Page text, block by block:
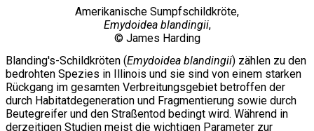
Amerikanische Sumpfschildkröte,
Emydoidea blandingii,
© James Harding
Blanding's-Schildkröten (Emydoidea blandingii) zählen zu den
bedrohten Spezies in Illinois und sie sind von einem starken
Rückgang im gesamten Verbreitungsgebiet betroffen der
durch Habitatdegeneration und Fragmentierung sowie durch
Beutegreifer und den Straßentod bedingt wird. Während in
derzeitigen Studien meist die wichtigen Parameter zur